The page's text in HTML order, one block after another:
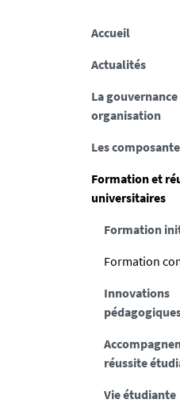
Accueil
Actualités
La
organisation
Les
Formation et
universitaires
Formation
Formation
Innovations
réussite
Vie étudiante